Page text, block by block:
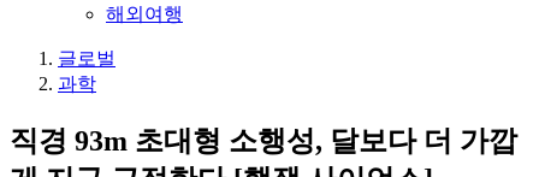
해외여행
글로벌
과학
직경 93m 초대형 소행성, 달보다 더 가깝